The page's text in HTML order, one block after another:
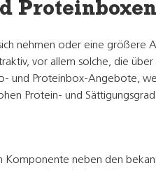
nehmen oder eine größere
vor allem solche, die
und Proteinbox-Angebote,
Protein- und
Komponente neben den